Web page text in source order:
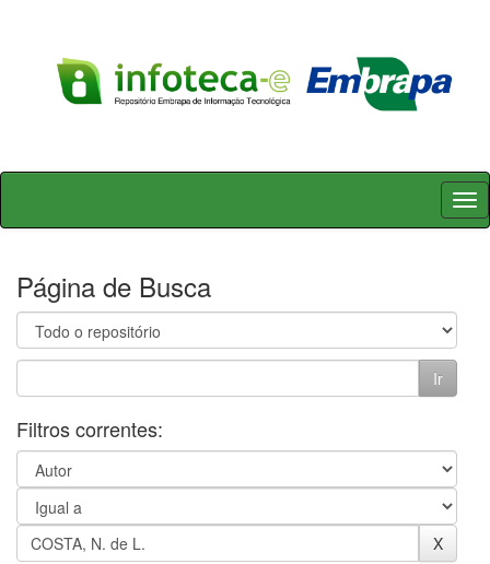
Skip
Página de Busca
Filtros correntes: